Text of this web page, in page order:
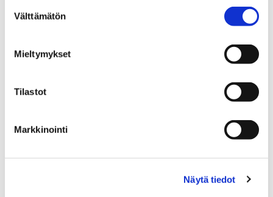
valinta
Välttämätön
Mieltymykset
Tilastot
Markkinointi
Näytä tiedot
Etusivu